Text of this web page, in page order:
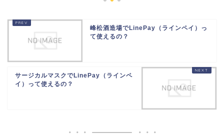
峰松酒造場でLinePay（ラインペイ）っ
て使えるの？
サージカルマスクでLinePay（ラインペ
イ）って使えるの？